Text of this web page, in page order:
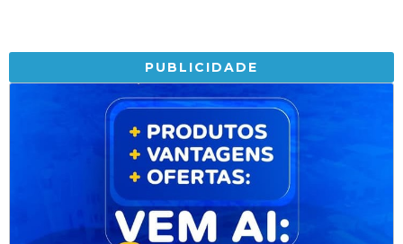
PUBLICIDADE